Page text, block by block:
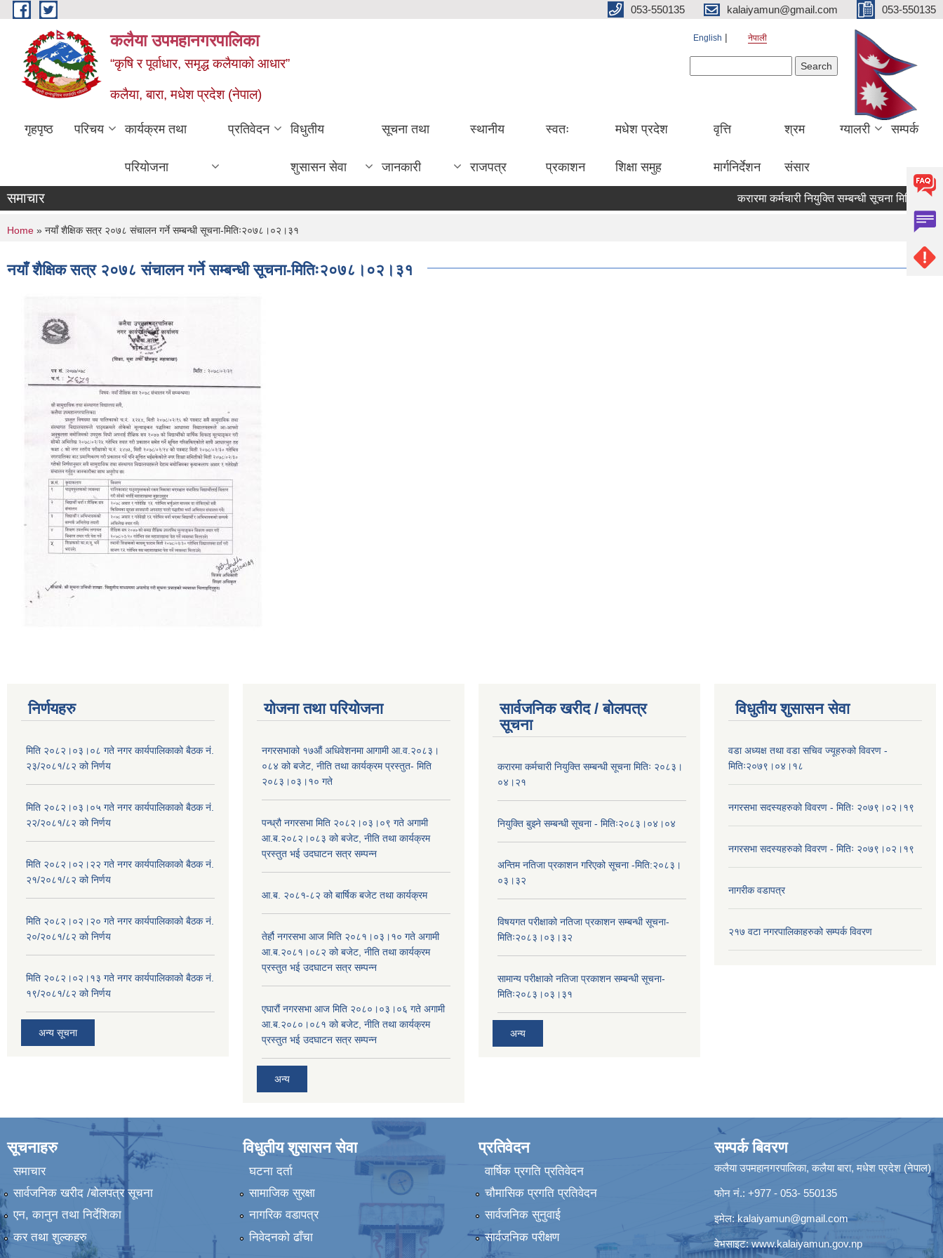
Skip to main content 053-550135 kalaiyamun@gmail.com 053-550135
कलैया उपमहानगरपालिका
“कृषि र पूर्वाधार, समृद्ध कलैयाको आधार”
कलैया, बारा, मधेश प्रदेश (नेपाल)
English नेपाली
गृहपृष्ठ परिचय कार्यक्रम तथा
परियोजना
प्रतिवेदन विधुतीय
शुसासन सेवा
सूचना तथा
जानकारी
स्थानीय
राजपत्र
स्वतः
प्रकाशन
मधेश प्रदेश
शिक्षा समुह
वृत्ति
मार्गनिर्देशन
श्रम
संसार
ग्यालरी सम्पर्क
समाचार करारमा कर्मचारी नियुक्ति सम्बन्धी सूचना मितिः
You are here
Home » नयाँ शैक्षिक सत्र २०७८ संचालन गर्ने सम्बन्धी सूचना-मितिः२०७८।०२।३१
नयाँ शैक्षिक सत्र २०७८ संचालन गर्ने सम्बन्धी सूचना-मितिः२०७८।०२।३१
निर्णयहरु
मिति २०८२।०३।०८ गते नगर कार्यपालिकाको बैठक नं.
२३/२०८१/८२ को निर्णय
मिति २०८२।०३।०५ गते नगर कार्यपालिकाको बैठक नं.
२२/२०८१/८२ को निर्णय
मिति २०८२।०२।२२ गते नगर कार्यपालिकाको बैठक नं.
२१/२०८१/८२ को निर्णय
मिति २०८२।०२।२० गते नगर कार्यपालिकाको बैठक नं.
२०/२०८१/८२ को निर्णय
मिति २०८२।०२।१३ गते नगर कार्यपालिकाको बैठक नं.
१९/२०८१/८२ को निर्णय
अन्य सूचना
योजना तथा परियोजना
नगरसभाको १७औं अधिवेशनमा आगामी आ.व.२०८३।
०८४ को बजेट, नीति तथा कार्यक्रम प्रस्तुत- मिति
२०८३।०३।१० गते
पन्ध्रौ नगरसभा मिति २०८२।०३।०९ गते अगामी
आ.ब.२०८२।०८३ को बजेट, नीति तथा कार्यक्रम
प्रस्तुत भई उदघाटन सत्र सम्पन्न
आ.ब. २०८१-८२ को बार्षिक बजेट तथा कार्यक्रम
तेर्हौ नगरसभा आज मिति २०८१।०३।१० गते अगामी
आ.ब.२०८१।०८२ को बजेट, नीति तथा कार्यक्रम
प्रस्तुत भई उदघाटन सत्र सम्पन्न
एघारौं नगरसभा आज मिति २०८०।०३।०६ गते अगामी
आ.ब.२०८०।०८१ को बजेट, नीति तथा कार्यक्रम
प्रस्तुत भई उदघाटन सत्र सम्पन्न
अन्य
सार्वजनिक खरीद / बोलपत्र
सूचना
करारमा कर्मचारी नियुक्ति सम्बन्धी सूचना मितिः २०८३।
०४।२१
नियुक्ति बुझ्ने सम्बन्धी सूचना - मितिः२०८३।०४।०४
अन्तिम नतिजा प्रकाशन गरिएको सूचना -मिति:२०८३।
०३।३२
विषयगत परीक्षाको नतिजा प्रकाशन सम्बन्धी सूचना-
मितिः२०८३।०३।३२
सामान्य परीक्षाको नतिजा प्रकाशन सम्बन्धी सूचना-
मितिः२०८३।०३।३१
अन्य
विधुतीय शुसासन सेवा
वडा अध्यक्ष तथा वडा सचिव ज्यूहरुको विवरण -
मितिः२०७९।०४।१८
नगरसभा सदस्यहरुको विवरण - मितिः २०७९।०२।१९
नगरसभा सदस्यहरुको विवरण - मितिः २०७९।०२।१९
नागरीक वडापत्र
२१७ वटा नगरपालिकाहरुको सम्पर्क विवरण
सूचनाहरु
समाचार
सार्वजनिक खरीद /बोलपत्र सूचना
एन, कानुन तथा निर्देशिका
कर तथा शुल्कहरु
विधुतीय शुसासन सेवा
घटना दर्ता
सामाजिक सुरक्षा
नागरिक वडापत्र
निवेदनको ढाँचा
प्रतिवेदन
वार्षिक प्रगति प्रतिवेदन
चौमासिक प्रगति प्रतिवेदन
सार्वजनिक सुनुवाई
सार्वजनिक परीक्षण
सम्पर्क बिवरण
कलैया उपमहानगरपालिका, कलैया बारा, मधेश प्रदेश (नेपाल)
फोन नं.: +977 - 053- 550135
इमेल: kalaiyamun@gmail.com
वेभसाइट:www.kalaiyamun.gov.np